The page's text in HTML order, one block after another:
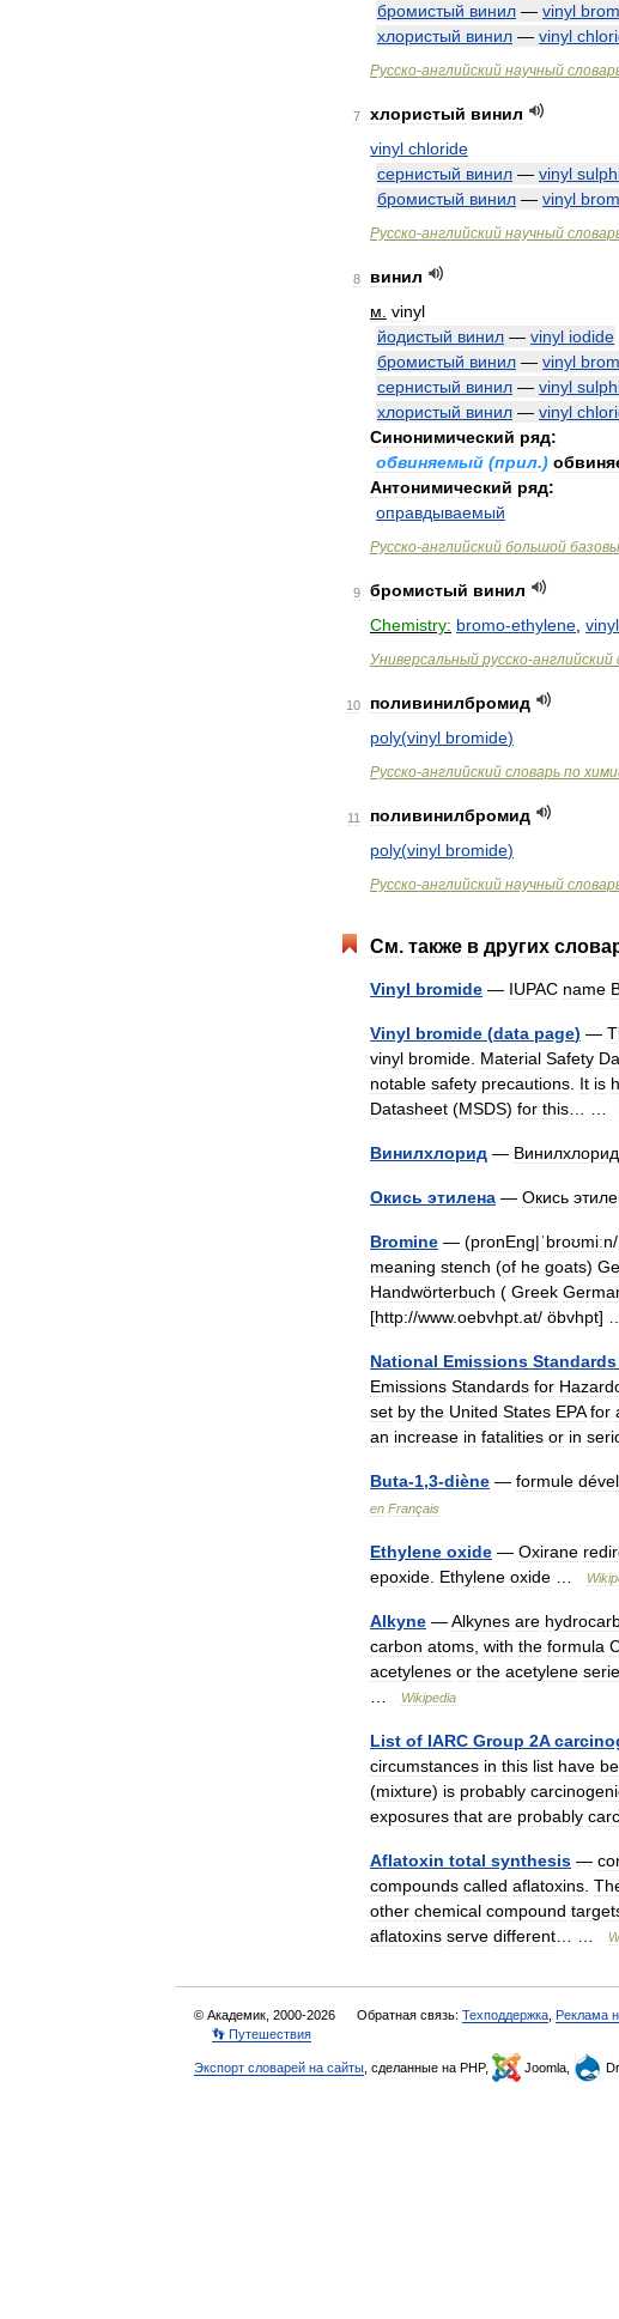
бромистый винил — vinyl
хлористый винил — vinyl
Русско-английский научный
7 хлористый винил
vinyl chloride
сернистый винил — vinyl
бромистый винил — vinyl
Русско-английский научный
8
винил
м vinyl
йодистый винил — vinyl iodide
бромистый винил — vinyl
сернистый винил — vinyl
хлористый винил — vinyl
Синонимический ряд:
обвиняемый (прил.)
Антонимический ряд:
оправдываемый
Русско-английский большой
9 бромистый винил
Chemistry: bromo-ethylene vinyl
Универсальный русско-английский
10
поливинилбромид
poly(vinyl bromide)
Русско-английский словарь по
11
поливинилбромид
poly(vinyl bromide)
Русско-английский научный
См. также в других
Vinyl bromide — IUPAC name
Vinyl bromide (data page) —
vinyl bromide Material Safety
notable safety precautions It is
Datasheet (MSDS) for this
Винилхлорид — Винилхлорид
Окись этилена — Окись
Bromine — (pronEng|ˈbroʊmiːn
meaning stench (of he goats)
Handwörterbuch ( Greek
[http://www.oebvhpt at/ öbvhpt]
National Emissions Standards
Emissions Standards for
set by the United States EPA for
an increase in fatalities or in
Buta-1,3-diène — formule
en Français
Ethylene oxide — Oxirane
epoxide Ethylene oxide
Alkyne —Alkynes are
carbon atoms with the formula
acetylenes or the acetylene
Wikipedia
List of IARC Group 2A
circumstances in this list have
(mixture) is probably
exposures that are probably
Aflatoxin total synthesis —
compounds called aflatoxins
other chemical compound
aflatoxins serve different
© Академик, 2000-2026 Обратная связь: Техподдержка Реклама
👣 Путешествия
Экспорт словарей на сайты , сделанные на PHP, Joomla,